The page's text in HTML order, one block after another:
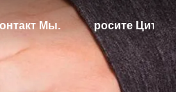
Мы. Запросите Цитату